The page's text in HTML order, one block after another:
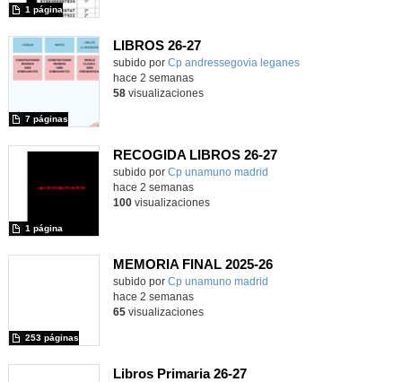
1 página
LIBROS 26-27
Contenido educativo.
subido por Cp andressegovia leganes
7 páginas
-
hace 2 semanas
58visualizaciones
RECOGIDA LIBROS 26-27
Contenido educativo.
subido por Cp unamuno madrid
1 página
hace 2 semanas
100visualizaciones
MEMORIA FINAL 2025-26
Contenido educativo.
subido por Cp unamuno madrid
253 páginas
hace 2 semanas
65visualizaciones
Libros Primaria 26-27